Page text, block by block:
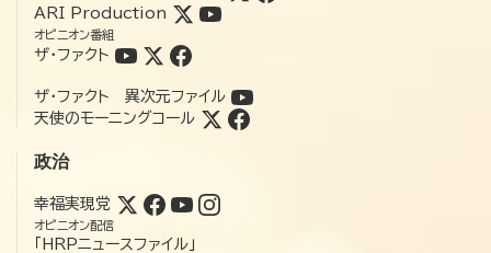
ARI Production
オピニオン番組
ザ・ファクト
ザ・ファクト 異次元ファイル
天使のモーニングコール
政治
幸福実現党
オピニオン配信
「HRPニュースファイル」